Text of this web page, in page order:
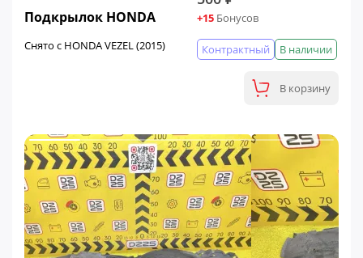
Подкрылок HONDA
Снято с HONDA VEZEL (2015)
+15 Бонусов
В наличии
Контрактный
В корзину